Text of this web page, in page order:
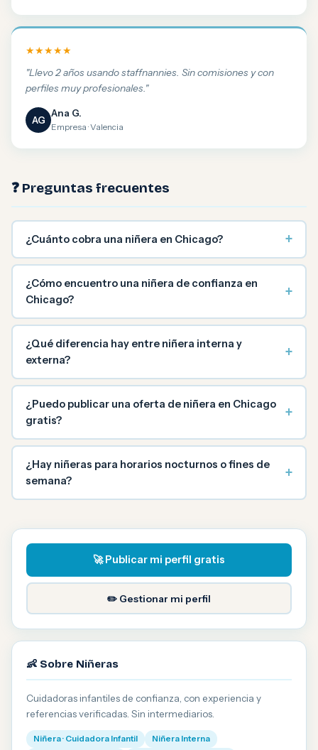
★★★★★
"Llevo 2 años usando staffnannies. Sin comisiones y con
perfiles muy profesionales."
AG
Ana G.
Empresa · Valencia
❓ Preguntas frecuentes
¿Cuánto cobra una niñera en Chicago? +
¿Cómo encuentro una niñera de confianza en
Chicago?
+
¿Qué diferencia hay entre niñera interna y
externa?
+
¿Puedo publicar una oferta de niñera en Chicago
gratis?
+
¿Hay niñeras para horarios nocturnos o fines de
semana?
+
🚀 Publicar mi perfil gratis
✏️ Gestionar mi perfil
👶 Sobre Niñeras
Cuidadoras infantiles de confianza, con experiencia y
referencias verificadas. Sin intermediarios.
Niñera · Cuidadora Infantil
Niñera Interna